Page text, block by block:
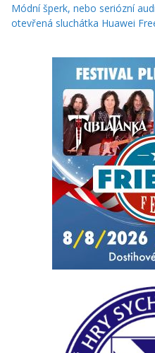
Módní šperk, nebo seriózní
otevřená sluchátka Huawei